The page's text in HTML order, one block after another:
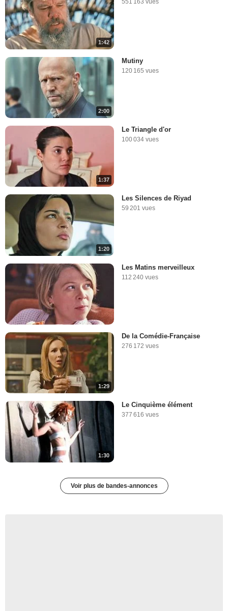
1:42
551 163 vues
2:00
Mutiny
120 165 vues
1:37
Le Triangle d'or
100 034 vues
1:20
Les Silences de Riyad
59 201 vues
Les Matins merveilleux
112 240 vues
1:29
De la Comédie-Française
276 172 vues
1:30
Le Cinquième élément
377 616 vues
Voir plus de bandes-annonces